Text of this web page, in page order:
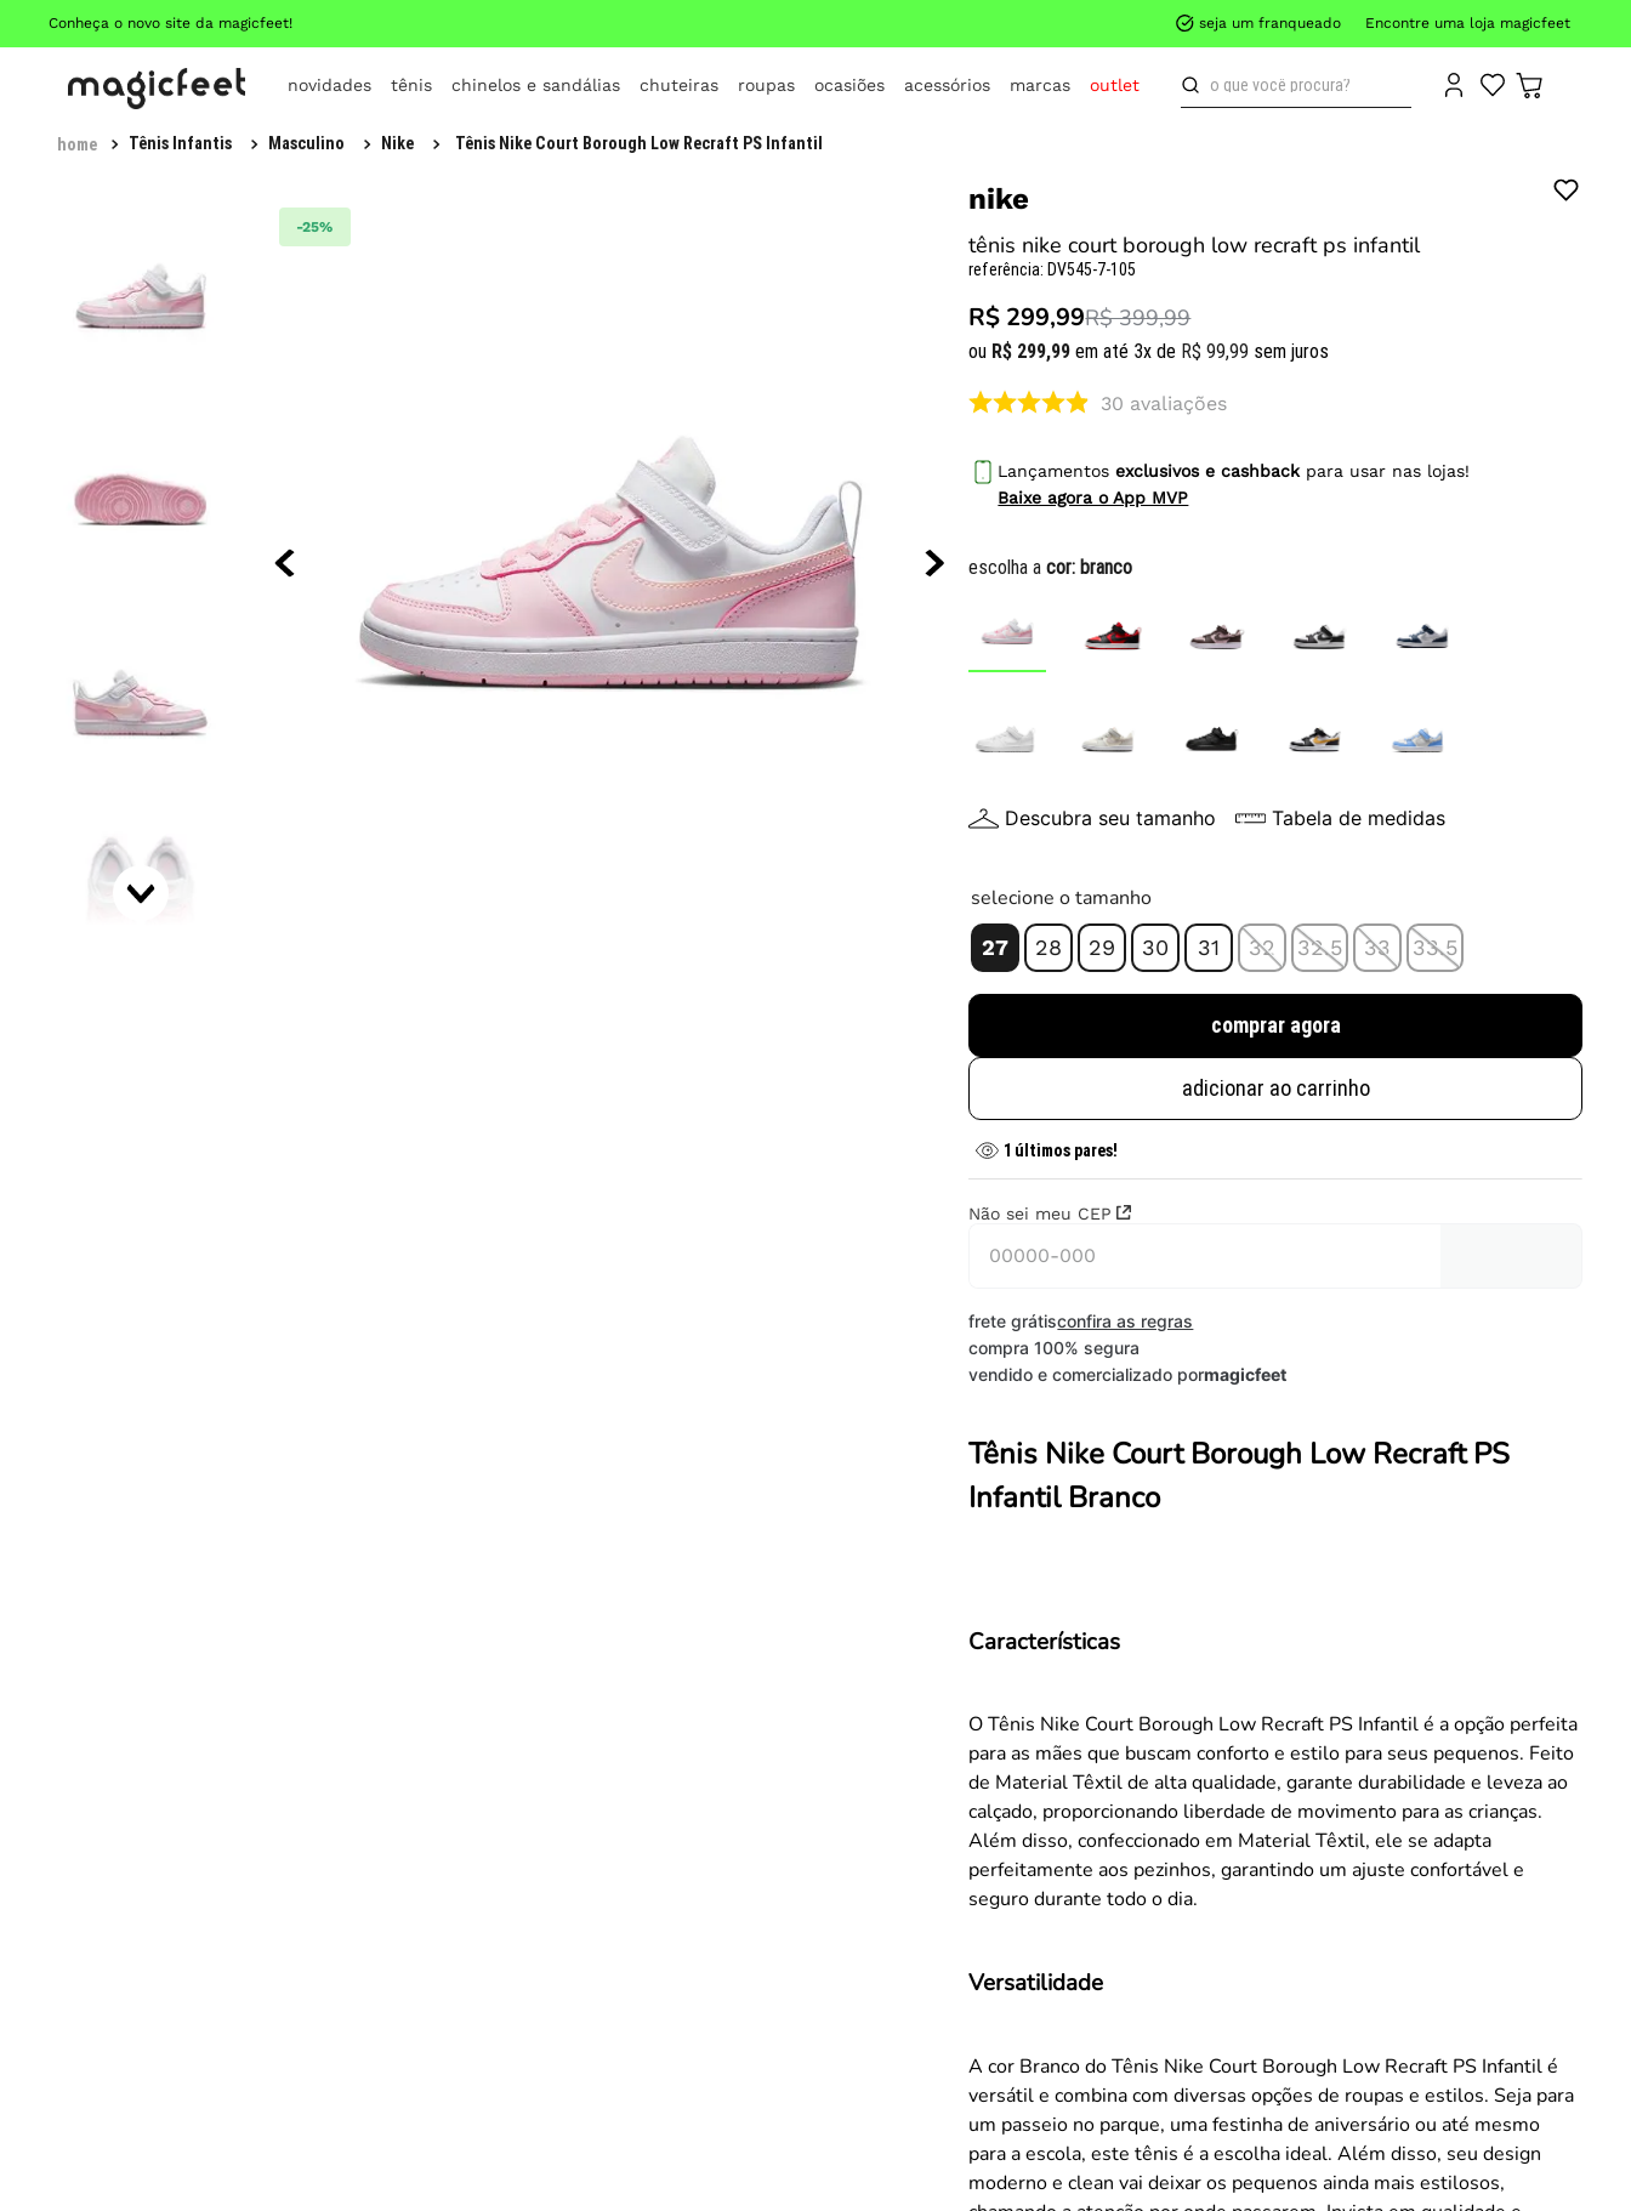
Conheça o novo site da magicfeet! seja um franqueado Encontre uma loja magicfeet
novidades tênis chinelos e sandálias chuteiras roupas ocasiões acessórios marcas outlet
o que você procura?
Tênis Infantis Masculino Nike Tênis Nike Court Borough Low Recraft PS Infantil
-25%
nike
tênis nike court borough low recraft ps infantil
referência:DV545-7-105
R$ 299,99R$ 399,99
ou R$ 299,99 em até 3x de R$ 99,99 sem juros
30 avaliações
Lançamentosexclusivos e cashback para usar nas lojas!
Baixe agora o App MVP
escolha acor: branco
Descubra seu tamanho Tabela de medidas
selecione o tamanho
27 28 29 30 31 32 32.5 33 33.5
comprar agora
adicionar ao carrinho
1 últimos pares!
Não sei meu CEP
frete grátisconfira as regras
compra 100% segura
vendido e comercializado pormagicfeet
Tênis Nike Court Borough Low Recraft PS
Infantil Branco
Características
O Tênis Nike Court Borough Low Recraft PS Infantil é a opção perfeita
para as mães que buscam conforto e estilo para seus pequenos. Feito
de Material Têxtil de alta qualidade, garante durabilidade e leveza ao
calçado, proporcionando liberdade de movimento para as crianças.
Além disso, confeccionado em Material Têxtil, ele se adapta
perfeitamente aos pezinhos, garantindo um ajuste confortável e
seguro durante todo o dia.
Versatilidade
A cor Branco do Tênis Nike Court Borough Low Recraft PS Infantil é
versátil e combina com diversas opções de roupas e estilos. Seja para
um passeio no parque, uma festinha de aniversário ou até mesmo
para a escola, este tênis é a escolha ideal. Além disso, seu design
moderno e clean vai deixar os pequenos ainda mais estilosos,
TERMOS MAIS BUSCADOS
º
vans
9º
new balance
10º chuteira